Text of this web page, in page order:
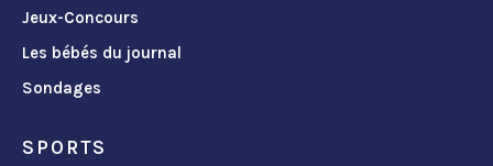
Jeux-Concours
Les bébés du journal
Sondages
SPORTS